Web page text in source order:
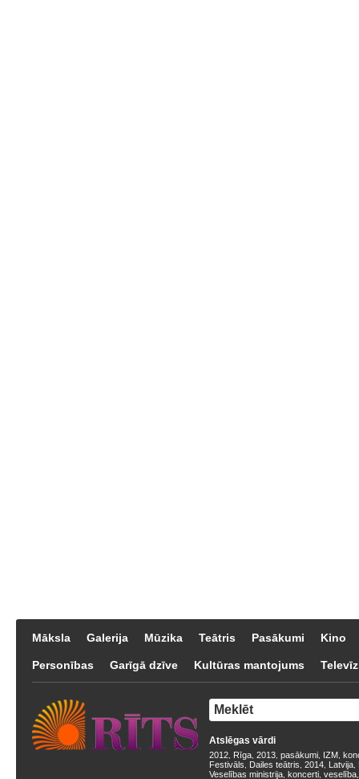
Māksla Galerija Mūzika Teātris Pasākumi Kino
Personības Garīgā dzīve Kultūras mantojums
Atslēgas vārdi
2012 Rīga 2013 pasākumi IZM
Festivāls
Dailes teātris 2014 Latvija
Veselības ministrija koncerti veselība